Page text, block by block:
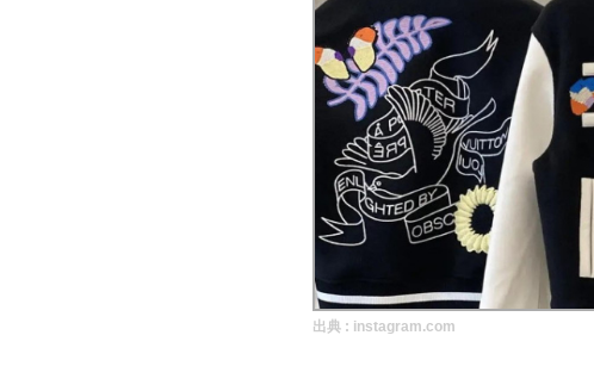
バイマの疑問に現役パーソナルショッパーが答えてみた
バイマ活動の疑問に売れっ子現役バイヤーが答えてみた
出典 : instagram.com